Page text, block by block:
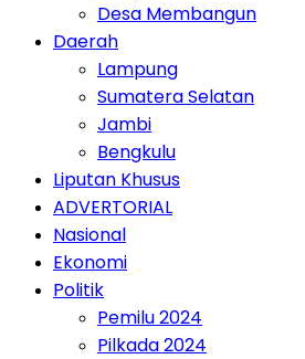
Desa Membangun
Daerah
Lampung
Sumatera Selatan
Jambi
Bengkulu
Liputan Khusus
ADVERTORIAL
Nasional
Ekonomi
Politik
Pemilu 2024
Pilkada 2024